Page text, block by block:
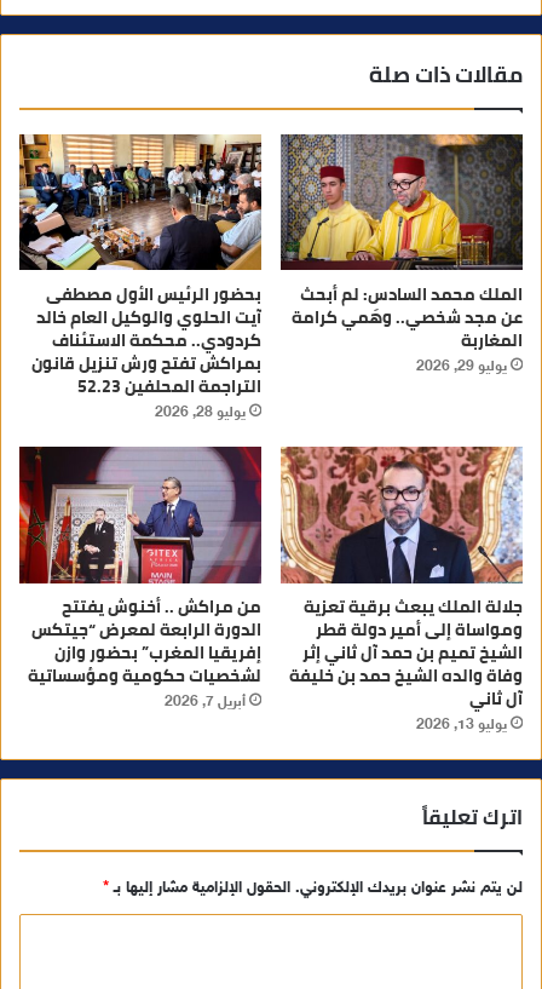
مقالات ذات صلة
الملك محمد السادس: لم أبحث
عن مجد شخصي.. وهَمي كرامة
المغاربة
يوليو 29, 2026
بحضور الرئيس الأول مصطفى
آيت الحلوي والوكيل العام خالد
كردودي.. محكمة الاستئناف
بمراكش تفتح ورش تنزيل قانون
التراجمة المحلفين 52.23
يوليو 28, 2026
جلالة الملك يبعث برقية تعزية
ومواساة إلى أمير دولة قطر
الشيخ تميم بن حمد آل ثاني إثر
وفاة والده الشيخ حمد بن خليفة
آل ثاني
يوليو 13, 2026
من مراكش .. أخنوش يفتتح
الدورة الرابعة لمعرض “جيتكس
إفريقيا المغرب” بحضور وازن
لشخصيات حكومية ومؤسساتية
أبريل 7, 2026
اترك تعليقاً
لن يتم نشر عنوان بريدك الإلكتروني. الحقول الإلزامية مشار إليها بـ*